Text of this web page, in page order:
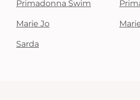
Primadonna Swim
Marie Jo
Sarda